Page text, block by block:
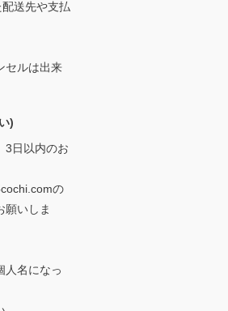
送先や支払
セルは出来
)
3日以内のお
の
願いしま
人名になっ